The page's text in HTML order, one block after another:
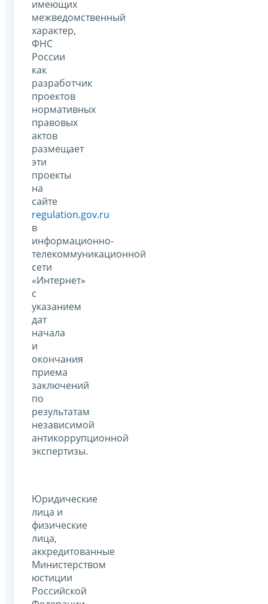
имеющих
межведомственный
характер,
ФНС
России
как
разработчик
проектов
нормативных
правовых
актов
размещает
эти
проекты
на
сайте
regulation.gov.ru
в
информационно-
телекоммуникационной
сети
«Интернет»
с
указанием
дат
начала
и
окончания
приема
заключений
по
результатам
независимой
антикоррупционной
экспертизы.
Юридические
лица и
физические
лица,
аккредитованные
Министерством
юстиции
Российской